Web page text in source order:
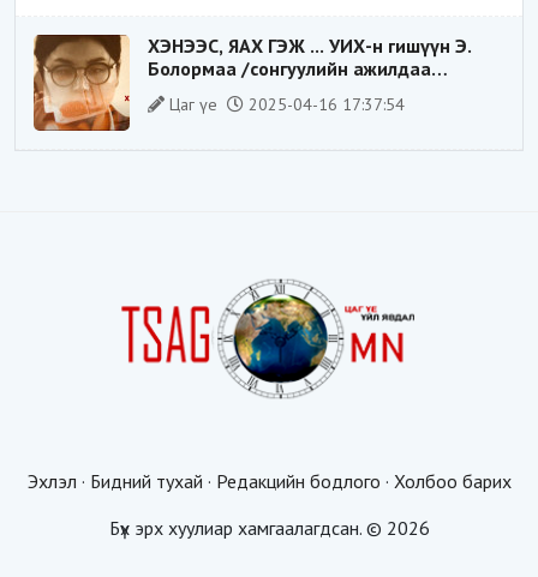
ХЭНЭЭС, ЯАХ ГЭЖ ... УИХ-н гишүүн Э.
Болормаа /сонгуулийн ажилдаа
гадаадын компаниас хандив авсан уу/
Цаг үе 2025-04-16 17:37:54
Эхлэл · Бидний тухай · Редакцийн бодлого · Холбоо барих
Бүх эрх хуулиар хамгаалагдсан. © 2026